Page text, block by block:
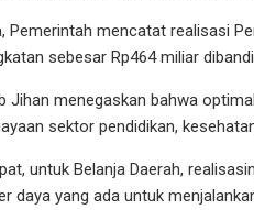
Pemerintah mencatat realisasi
sebesar Rp464 miliar
Jihan menegaskan bahwa
sektor pendidikan,
untuk Belanja Daerah,
daya yang ada untuk